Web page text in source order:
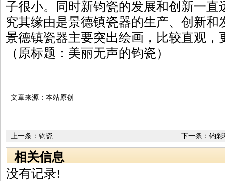
子很小。同时新钧瓷的发展和创新一直
究其缘由是景德镇瓷器的生产、创新
景德镇瓷器主要突出绘画，比较直观，
（原标题：美丽无声的钧瓷）
文章来源：本站原创
下一条： 钧彩
上一条： 钧瓷
相关信息
没有记录!